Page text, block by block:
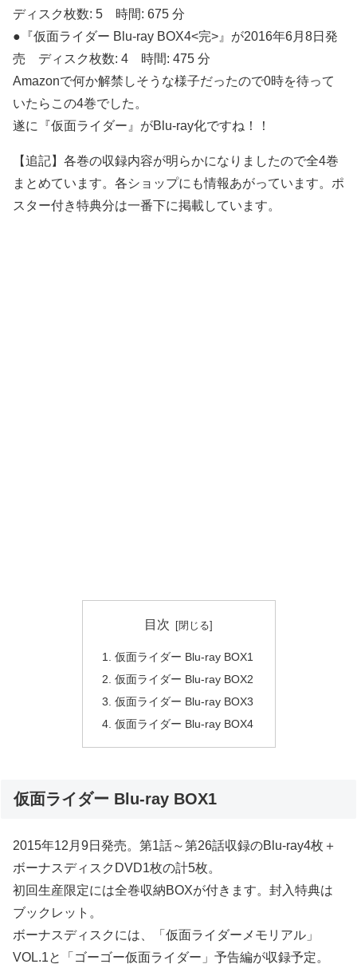
ディスク枚数: 5 時間: 675 分
●『仮面ライダー Blu-ray BOX4<完>』が2016年6月8日発
売 ディスク枚数: 4 時間: 475 分
Amazonで何か解禁しそうな様子だったので0時を待って
いたらこの4巻でした。
遂に『仮面ライダー』がBlu-ray化ですね！！
【追記】各巻の収録内容が明らかになりましたので全4巻
まとめています。各ショップにも情報あがっています。ポ
スター付き特典分は一番下に掲載しています。
目次
仮面ライダー Blu-ray BOX1
仮面ライダー Blu-ray BOX2
仮面ライダー Blu-ray BOX3
仮面ライダー Blu-ray BOX4
仮面ライダー Blu-ray BOX1
2015年12月9日発売。第1話～第26話収録のBlu-ray4枚＋
ボーナスディスクDVD1枚の計5枚。
初回生産限定には全巻収納BOXが付きます。封入特典は
ブックレット。
ボーナスディスクには、「仮面ライダーメモリアル」
VOL.1と「ゴーゴー仮面ライダー」予告編が収録予定。